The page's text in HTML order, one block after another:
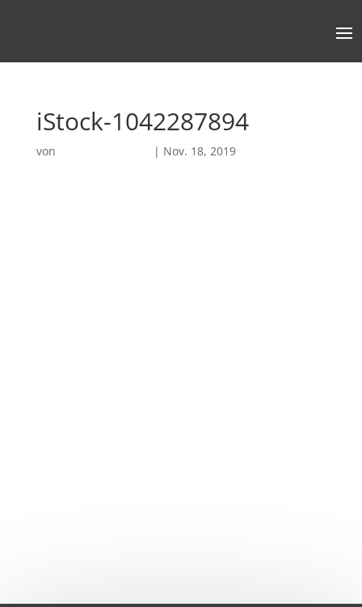
iStock-1042287894
von | Nov. 18, 2019